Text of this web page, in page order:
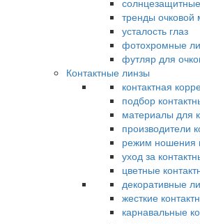
тренды очковой
усталость глаз
фотохромные
футляр для
Контактные линзы
контактная
подбор
материалы для
производители
режим ношения
уход за
цветные
декоративные
жесткие
карнавальные